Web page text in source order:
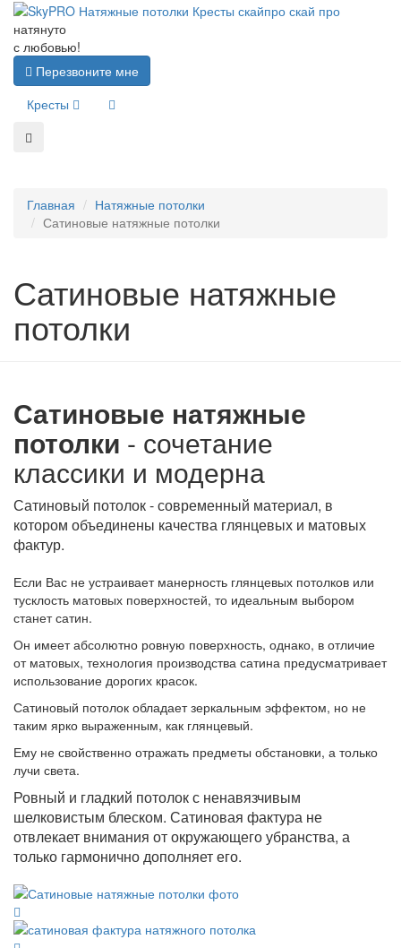
натянуто
с любовью!
Перезвоните мне
Кресты
Главная
Натяжные потолки
Сатиновые натяжные потолки
Сатиновые натяжные
потолки
Сатиновые натяжные
потолки - сочетание
классики и модерна
Сатиновый потолок - современный материал, в
котором объединены качества глянцевых и матовых
фактур.
Если Вас не устраивает манерность глянцевых потолков или
тусклость матовых поверхностей, то идеальным выбором
станет сатин.
Он имеет абсолютно ровную поверхность, однако, в отличие
от матовых, технология производства сатина предусматривает
использование дорогих красок.
Сатиновый потолок обладает зеркальным эффектом, но не
таким ярко выраженным, как глянцевый.
Ему не свойственно отражать предметы обстановки, а только
лучи света.
Ровный и гладкий потолок с ненавязчивым
шелковистым блеском. Сатиновая фактура не
отвлекает внимания от окружающего убранства, а
только гармонично дополняет его.